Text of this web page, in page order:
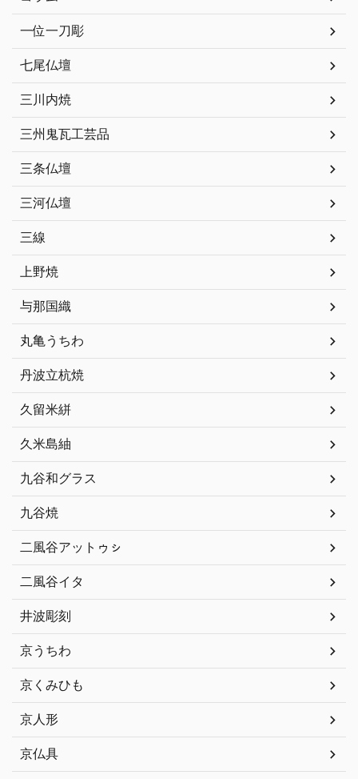
一位一刀彫
七尾仏壇
三川内焼
三州鬼瓦工芸品
三条仏壇
三河仏壇
三線
上野焼
与那国織
丸亀うちわ
丹波立杭焼
久留米絣
久米島紬
九谷和グラス
九谷焼
二風谷アットゥㇱ
二風谷イタ
井波彫刻
京うちわ
京くみひも
京人形
京仏具